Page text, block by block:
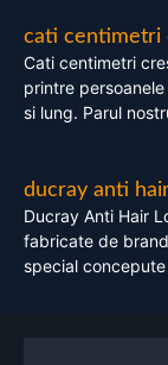
cati centimetri
Cati centimetri
printre
si lung. Parul
ducray anti
Ducray Anti Hair
fabricate de
special